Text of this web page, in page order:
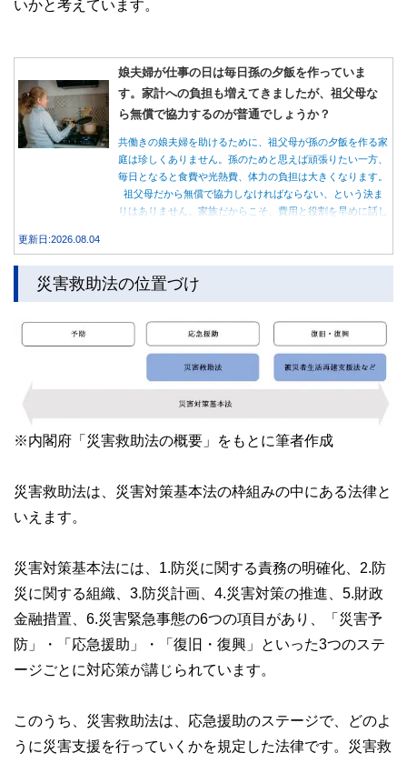
いかと考えています。
娘夫婦が仕事の日は毎日孫の夕飯を作っていま
す。家計への負担も増えてきましたが、祖父母な
ら無償で協力するのが普通でしょうか？
共働きの娘夫婦を助けるために、祖父母が孫の夕飯を作る家
庭は珍しくありません。孫のためと思えば頑張りたい一方、
毎日となると食費や光熱費、体力の負担は大きくなります。
祖父母だから無償で協力しなければならない、という決ま
りはありません。家族だからこそ、費用と役割を早めに話し
更新日:2026.08.04
災害救助法の位置づけ
※内閣府「災害救助法の概要」をもとに筆者作成
災害救助法は、災害対策基本法の枠組みの中にある法律と
いえます。
災害対策基本法には、1.防災に関する責務の明確化、2.防
災に関する組織、3.防災計画、4.災害対策の推進、5.財政
金融措置、6.災害緊急事態の6つの項目があり、「災害予
防」・「応急援助」・「復旧・復興」といった3つのステ
ージごとに対応策が講じられています。
このうち、災害救助法は、応急援助のステージで、どのよ
うに災害支援を行っていくかを規定した法律です。災害救